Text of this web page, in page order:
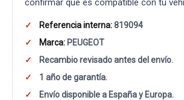
confirmar que es compatible con tu
Referencia interna:819094
Marca: PEUGEOT
Recambio revisado antes del envío.
1 año de garantía.
Envío disponible a España y Europa.